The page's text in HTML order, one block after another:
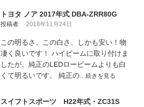
トヨタ ノア 2017年式 DBA-ZRR80G
投稿者 2018年11月24日
この明るさ、この白さ、しかも安い！物
凄く良いです！ ハイビームに取り付けま
したが、純正のLEDロービームよりも白
くて明るいです。 純正の.. 続きを見る
スイフトスポーツ H22年式・ZC31S